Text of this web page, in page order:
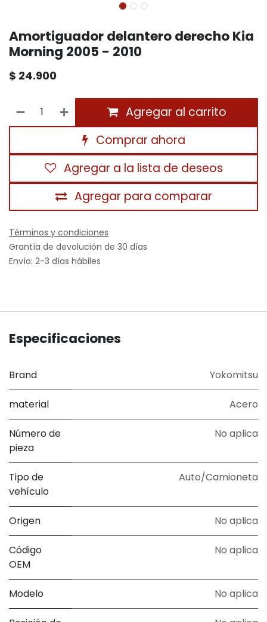
Amortiguador delantero derecho Kia
Morning 2005 - 2010
$ 24.900
Agregar al carrito
Comprar ahora
Agregar para comparar
Agregar a la lista de deseos
Términos y condiciones
Grantía de devolución de 30 días
Envío: 2-3 días hábiles
Especificaciones
Brand Yokomitsu
material Acero
Número de
pieza
No aplica
Tipo de
vehículo
Auto/Camioneta
Origen No aplica
Código
OEM
No aplica
Modelo No aplica